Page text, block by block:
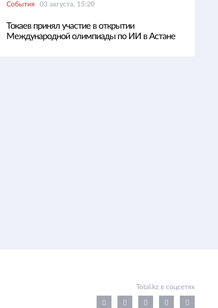
События 03 августа, 15:20
Токаев принял участие в открытии
Международной олимпиады по ИИ в Астане
Total.kz в соцсетях